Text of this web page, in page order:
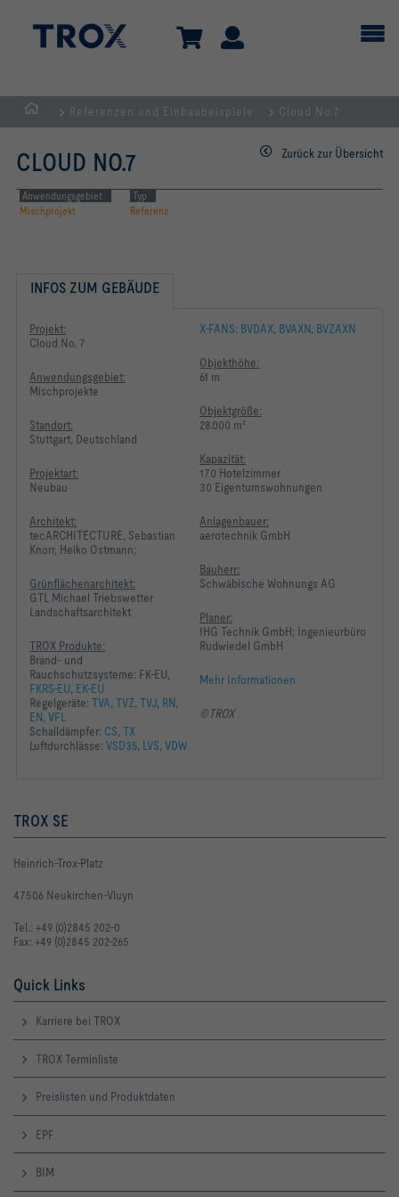
Home
Referenzen und Einbaubeispiele Cloud No.7
CLOUD NO.7 Zurück zur Übersicht
Anwendungsgebiet
Mischprojekt
Typ
Referenz
INFOS ZUM GEBÄUDE
Projekt:
Cloud No. 7
Anwendungsgebiet:
Mischprojekte
Standort:
Stuttgart, Deutschland
Projektart:
Neubau
Architekt:
tecARCHITECTURE, Sebastian
Knorr, Heiko Ostmann;
Grünflächenarchitekt:
GTL Michael Triebswetter
Landschaftsarchitekt
TROX Produkte:
Brand- und
Rauchschutzsysteme: FK-EU,
FKRS-EU, EK-EU
Regelgeräte: TVA, TVZ, TVJ, RN,
EN, VFL
Schalldämpfer: CS, TX
Luftdurchlässe: VSD35, LVS, VDW
X-FANS: BVDAX, BVAXN, BVZAXN
Objekthöhe:
61 m
Objektgröße:
28.000 m²
Kapazität:
170 Hotelzimmer
30 Eigentumswohnungen
Anlagenbauer:
aerotechnik GmbH
Bauherr:
Schwäbische Wohnungs AG
Planer:
IHG Technik GmbH; Ingenieurbüro
Rudwiedel GmbH
Mehr Informationen
©TROX
TROX SE
Heinrich-Trox-Platz
47506 Neukirchen-Vluyn
Tel.: +49 (0)2845 202-0
Fax: +49 (0)2845 202-265
Quick Links
Karriere bei TROX
TROX Terminliste
Preislisten und Produktdaten
EPF
BIM